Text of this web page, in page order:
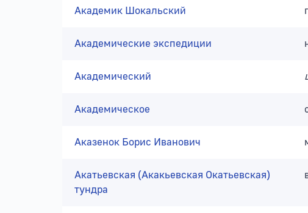
Академик Шокальский
Академические экспедиции
Академический
Академическое
Аказенок Борис Иванович
Акатьевская (Акакьевская Окатьевская)
тундра